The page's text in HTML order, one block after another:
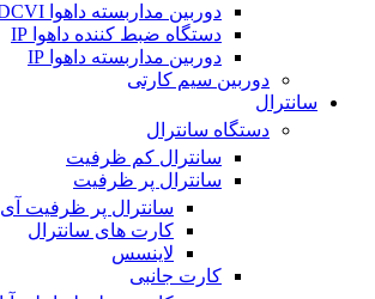
دوربین مداربسته داهوا HDCVI
دستگاه ضبط کننده داهوا IP
دوربین مداربسته داهوا IP
دوربین سیم کارتی
سانترال
دستگاه سانترال
سانترال کم ظرفیت
سانترال پر ظرفیت
سانترال پر ظرفیت
کارت های سانترال
لاینسس
کارت جانبی